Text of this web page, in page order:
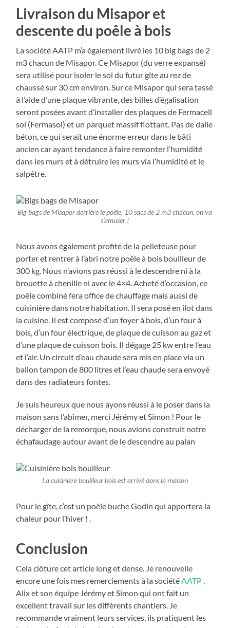
Livraison du Misapor et
descente du poêle à bois
La société AATP m’a également livré les 10 big bags de 2
m3 chacun de Misapor. Ce Misapor (du verre expansé)
sera utilisé pour isoler le sol du futur gîte au rez de
chaussé sur 30 cm environ. Sur ce Misapor qui sera tassé
à l’aide d’une plaque vibrante, des billes d’égalisation
seront posées avant d’installer des plaques de Fermacell
sol (Fermasol) et un parquet massif flottant. Pas de dalle
béton, ce qui serait une énorme erreur dans le bâti
ancien car ayant tendance à faire remonter l’humidité
dans les murs et à détruire les murs via l’humidité et le
salpêtre.
Big bags de Misapor derrière le poêle, 10 sacs de 2 m3 chacun, on va
s’amuser !
Nous avons également profité de la pelleteuse pour
porter et rentrer à l’abri notre poêle à bois bouilleur de
300 kg. Nous n’avions pas réussi à le descendre ni à la
brouette à chenille ni avec le 4×4. Acheté d’occasion, ce
poêle combiné fera office de chauffage mais aussi de
cuisinière dans notre habitation. Il sera posé en îlot dans
la cuisine. Il est composé d’un foyer à bois, d’un four à
bois, d’un four électrique, de plaque de cuisson au gaz et
d’une plaque de cuisson bois. Il dégage 25 kw entre l’eau
et l’air. Un circuit d’eau chaude sera mis en place via un
ballon tampon de 800 litres et l’eau chaude sera envoyé
dans des radiateurs fontes.
Je suis heureux que nous ayons réussi à le poser dans la
maison sans l’abîmer, merci Jérémy et Simon ! Pour le
décharger de la remorque, nous avions construit notre
échafaudage autour avant de le descendre au palan
La cuisinière bouilleur bois est arrivé dans la maison
Pour le gîte, c’est un poêle buche Godin qui apportera la
chaleur pour l’hiver ! .
Conclusion
Cela clôture cet article long et dense. Je renouvelle
encore une fois mes remerciements à la sociétéAATP.
Alix et son équipe Jérémy et Simon qui ont fait un
excellent travail sur les différents chantiers. Je
recommande vraiment leurs services, ils pratiquent les